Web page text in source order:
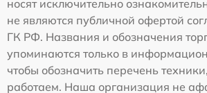
носят исключительно
не являются публичной офертой
ГК РФ. Названия и обозначения
упоминаются только в
чтобы обозначить перечень
работаем. Наша организация не